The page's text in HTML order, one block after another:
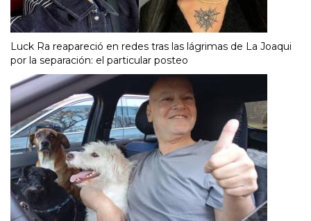
Luck Ra reapareció en redes tras las lágrimas de La Joaqui
por la separación: el particular posteo